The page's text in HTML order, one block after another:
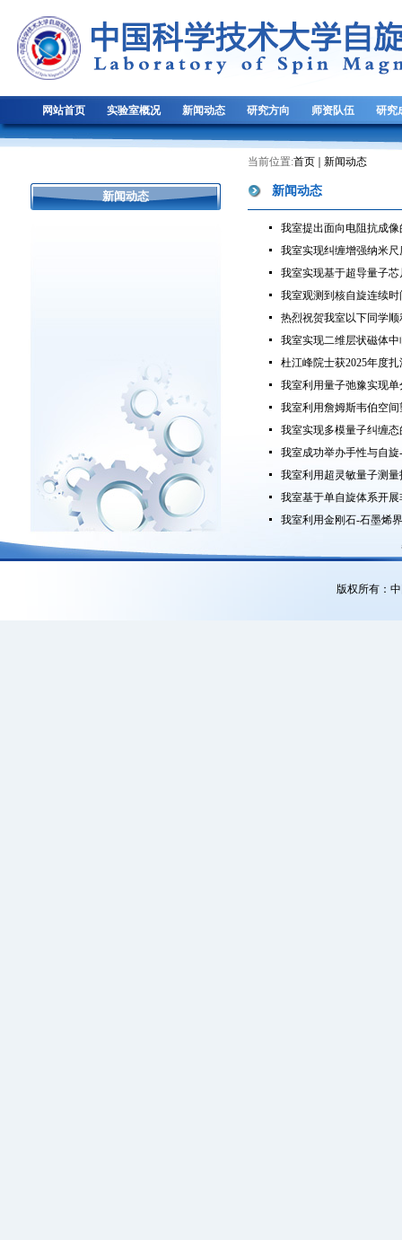
网站首页 实验室概况 新闻动态 研究方向 师资队伍 研究
新闻动态
当前位置:首页 新闻动态
新闻动态
我室提出面向电阻抗成
我室实现纠缠增强纳米
我室实现基于超导量子
我室观测到核自旋连续
热烈祝贺我室以下同学
我室实现二维层状磁体
杜江峰院士获2025年度
我室利用量子弛豫实现
我室利用詹姆斯韦伯空
我室实现多模量子纠缠
我室成功举办手性与自
我室利用超灵敏量子测
我室基于单自旋体系开
我室利用金刚石-石墨烯
版权所有：